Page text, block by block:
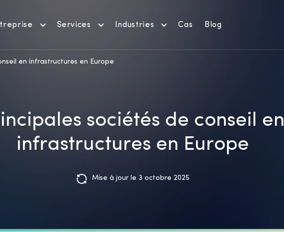
Services Industries Cas Blog
en infrastructures en Europe
sociétés de conseil en
infrastructures en Europe
Mise à jour le 3 octobre 2025